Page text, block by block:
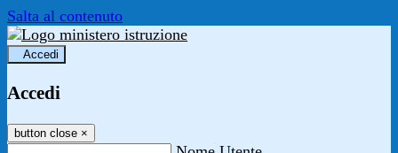
Salta al contenuto
Accedi
Accedi
button close ×